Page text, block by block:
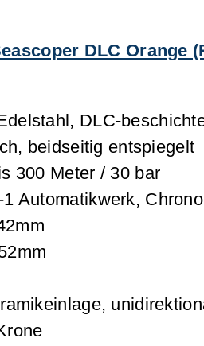
DLC Orange
DLC-
beidseitig entspiegelt
300 Meter / 30 bar
Automatikwerk,